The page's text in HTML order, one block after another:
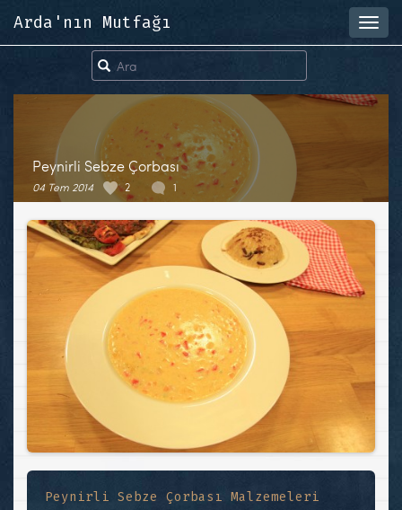
Arda'nın Mutfağı
Peynirli Sebze Çorbası
04 Tem 2014 2 1
Peynirli Sebze Çorbası Malzemeleri